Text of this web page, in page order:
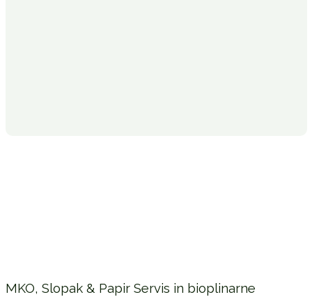
MKO, Slopak & Papir Servis in bioplinarne